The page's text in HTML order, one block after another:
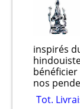
inspirés
nos
Tot.